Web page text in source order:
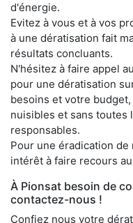
d'énergie.
Evitez à vous et à vos
à une dératisation fait
résultats concluants.
N'hésitez à faire appel
pour une dératisation
besoins et votre
nuisibles et sans toutes
responsables.
Pour une éradication
intérêt à faire recours
À Pionsat besoin de
contactez-nous !
Confiez nous votre